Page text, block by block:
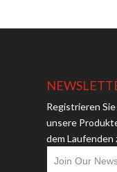
Registrieren
unsere
dem Laufenden
Join Our